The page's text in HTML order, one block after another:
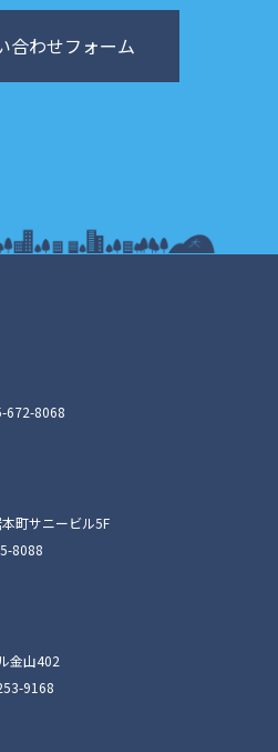
合わせフォーム
672-8068
町サニービル5F
8088
金山402
9168